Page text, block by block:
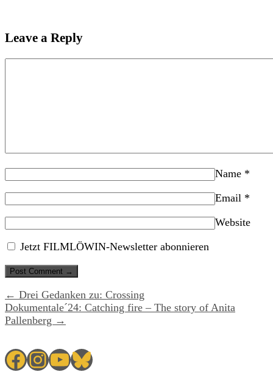
Leave a Reply
Name *
Email *
Website
Jetzt FILMLÖWIN-Newsletter abonnieren
← Drei Gedanken zu: Crossing
Dokumentale´24: Catching fire – The story of Anita
Pallenberg →
Facebook
Instagram
YouTube
Bluesky